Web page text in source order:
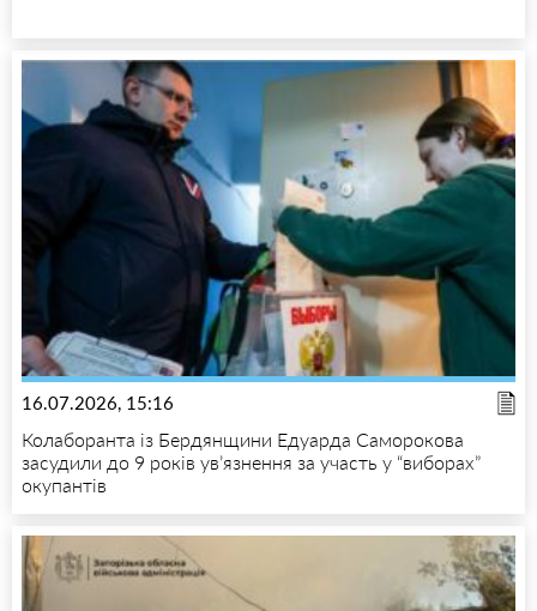
16.07.2026, 15:16
Колаборанта із Бердянщини Едуарда Саморокова
засудили до 9 років ув’язнення за участь у “виборах”
окупантів